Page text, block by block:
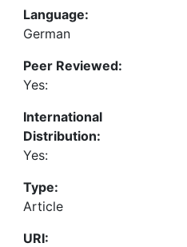
Language:
German
Peer Reviewed:
Yes:
International
Distribution:
Yes:
Type:
Article
URI: